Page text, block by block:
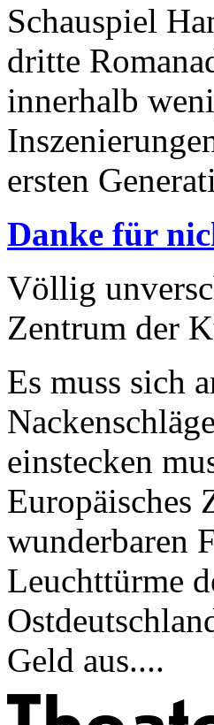
Schauspiel
dritte
innerhalb
ersten
Danke für
Völlig
Zentrum der
Es muss sich
einstecken
Europäisches
wunderbaren
Leuchttürme
Geld aus....